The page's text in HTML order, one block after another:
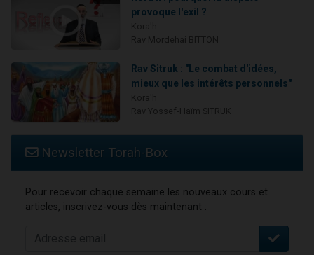
provoque l'exil ?
Rav Sitruk : "Le combat d'idées,
mieux que les intérêts personnels"
Newsletter Torah-Box
Pour recevoir chaque semaine les nouveaux cours et
articles, inscrivez-vous dès maintenant :